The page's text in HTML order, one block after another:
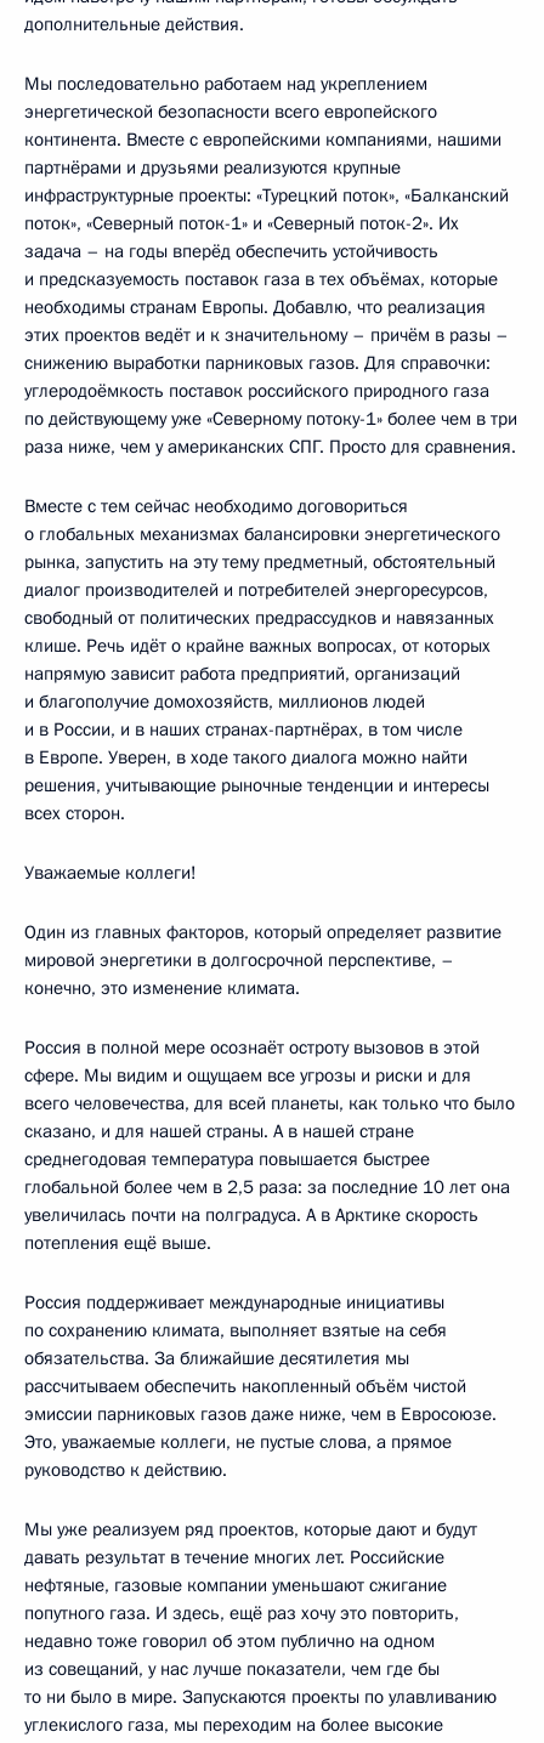
дополнительные действия.
Мы последовательно работаем над укреплением
энергетической безопасности всего европейского
континента. Вместе с европейскими компаниями, нашими
партнёрами и друзьями реализуются крупные
инфраструктурные проекты: «Турецкий поток», «Балканский
поток», «Северный поток-1» и «Северный поток-2». Их
задача – на годы вперёд обеспечить устойчивость
и предсказуемость поставок газа в тех объёмах, которые
необходимы странам Европы. Добавлю, что реализация
этих проектов ведёт и к значительному – причём в разы –
снижению выработки парниковых газов. Для справочки:
углеродоёмкость поставок российского природного газа
по действующему уже «Северному потоку-1» более чем в три
раза ниже, чем у американских СПГ. Просто для сравнения.
Вместе с тем сейчас необходимо договориться
о глобальных механизмах балансировки энергетического
рынка, запустить на эту тему предметный, обстоятельный
диалог производителей и потребителей энергоресурсов,
свободный от политических предрассудков и навязанных
клише. Речь идёт о крайне важных вопросах, от которых
напрямую зависит работа предприятий, организаций
и благополучие домохозяйств, миллионов людей
и в России, и в наших странах-партнёрах, в том числе
в Европе. Уверен, в ходе такого диалога можно найти
решения, учитывающие рыночные тенденции и интересы
всех сторон.
Уважаемые коллеги!
Один из главных факторов, который определяет развитие
мировой энергетики в долгосрочной перспективе, –
конечно, это изменение климата.
Россия в полной мере осознаёт остроту вызовов в этой
сфере. Мы видим и ощущаем все угрозы и риски и для
всего человечества, для всей планеты, как только что было
сказано, и для нашей страны. А в нашей стране
среднегодовая температура повышается быстрее
глобальной более чем в 2,5 раза: за последние 10 лет она
увеличилась почти на полградуса. А в Арктике скорость
потепления ещё выше.
Россия поддерживает международные инициативы
по сохранению климата, выполняет взятые на себя
обязательства. За ближайшие десятилетия мы
рассчитываем обеспечить накопленный объём чистой
эмиссии парниковых газов даже ниже, чем в Евросоюзе.
Это, уважаемые коллеги, не пустые слова, а прямое
руководство к действию.
Мы уже реализуем ряд проектов, которые дают и будут
давать результат в течение многих лет. Российские
нефтяные, газовые компании уменьшают сжигание
попутного газа. И здесь, ещё раз хочу это повторить,
недавно тоже говорил об этом публично на одном
из совещаний, у нас лучше показатели, чем где бы
то ни было в мире. Запускаются проекты по улавливанию
углекислого газа, мы переходим на более высокие